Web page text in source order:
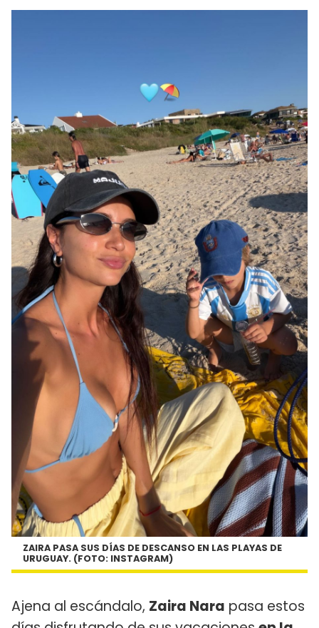
ZAIRA PASA SUS DÍAS DE DESCANSO EN LAS PLAYAS DE
URUGUAY. (FOTO: INSTAGRAM)
Ajena al escándalo, Zaira Nara pasa estos